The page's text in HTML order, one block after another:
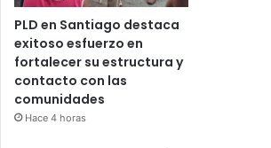
PLD en Santiago destaca
exitoso esfuerzo en
fortalecer su estructura y
contacto con las
comunidades
Hace 4 horas